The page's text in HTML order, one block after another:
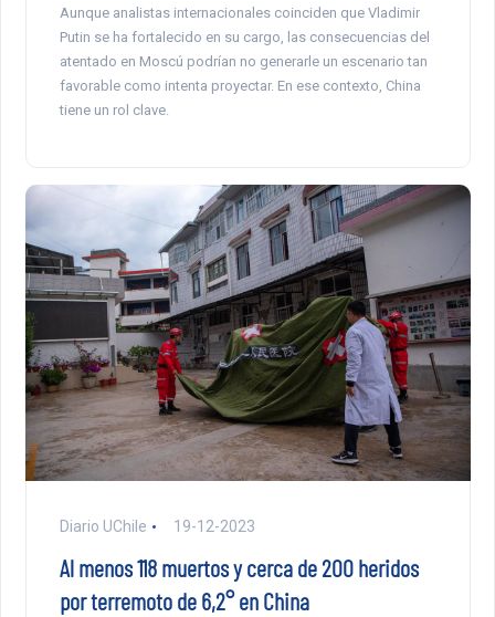
Aunque analistas internacionales coinciden que Vladimir
Putin se ha fortalecido en su cargo, las consecuencias del
atentado en Moscú podrían no generarle un escenario tan
favorable como intenta proyectar. En ese contexto, China
tiene un rol clave.
Diario UChile 19-12-2023
Al menos 118 muertos y cerca de 200 heridos
por terremoto de 6,2° en China